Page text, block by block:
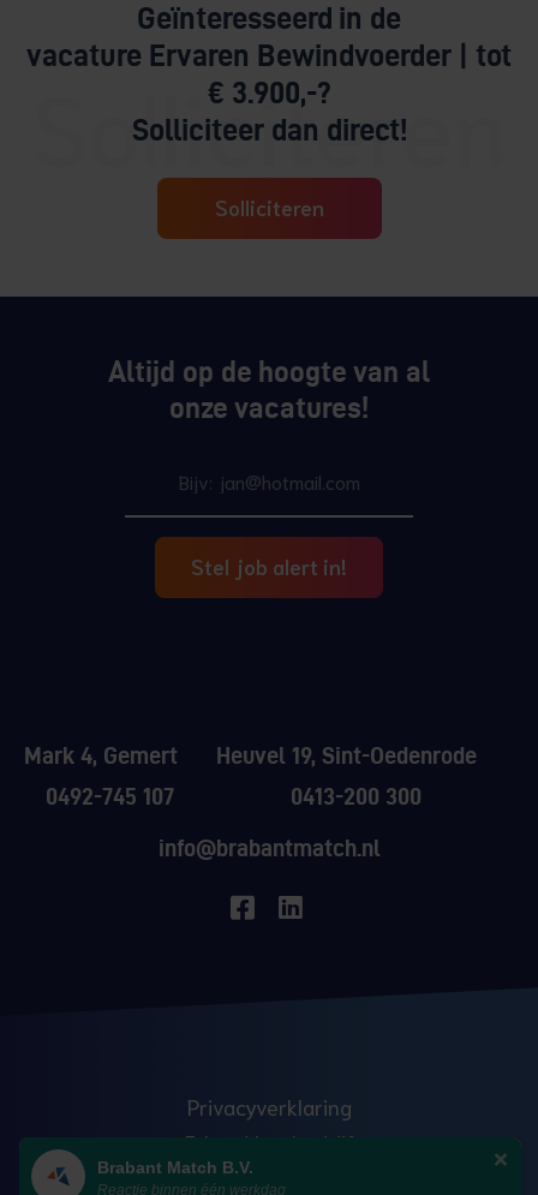
Geïnteresseerd in de
vacature Ervaren Bewindvoerder | tot
€ 3.900,-?
Solliciteer dan direct!
Solliciteren
Altijd op de hoogte van al
onze vacatures!
Stel job alert in!
Mark 4, Gemert
0492-745 107
Heuvel 19, Sint-Oedenrode
0413-200 300
info@brabantmatch.nl
Privacyverklaring
Erkend leerbedrijf
Anti discriminatie
Brabant Match B.V.
Reactie binnen één werkdag